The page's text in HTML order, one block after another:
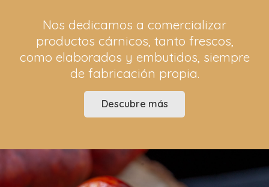
Nos dedicamos a comercializar
productos cárnicos, tanto frescos,
como elaborados y embutidos, siempre
de fabricación propia.
Descubre más